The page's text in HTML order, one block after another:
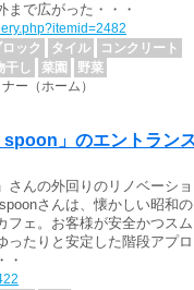
で広がった・・・
ロック タイル
コンクリート
干し 菜園
野菜
ー（ホーム）
」のエントラン
さんの外回りのリノベーショ
さんは、懐かしい昭和の
フェ。お客様が安全かつスム
ったりと安定した階段アプロ
・